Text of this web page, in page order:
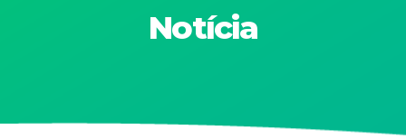
Notícia